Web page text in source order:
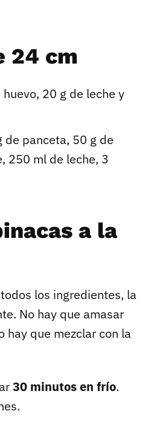
24 cm
20 g de leche y
de panceta, 50 g de
250 ml de leche, 3
a la
los ingredientes, la
No hay que amasar
hay que mezclar con la
30 minutos en frío.